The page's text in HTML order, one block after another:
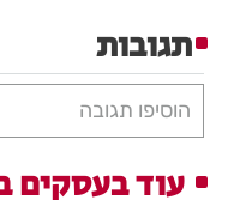
תגובות
הוסיפו תגובה
עוד בעסקים